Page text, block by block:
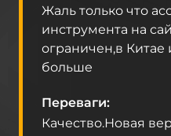
Жаль только что
инструмента на
ограничен,в
больше
Переваги
Качество.Новая